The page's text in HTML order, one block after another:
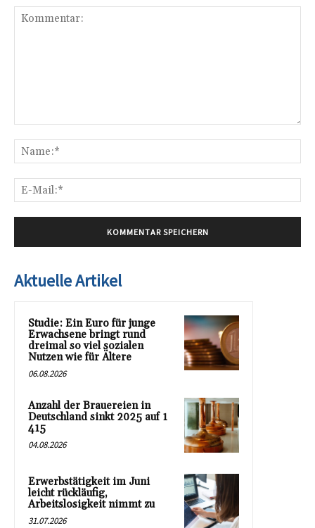
Aktuelle Artikel
Studie: Ein Euro für junge
Erwachsene bringt rund
dreimal so viel sozialen
Nutzen wie für Ältere
06.08.2026
Anzahl der Brauereien in
Deutschland sinkt 2025 auf 1
415
04.08.2026
Erwerbstätigkeit im Juni
leicht rückläufig,
Arbeitslosigkeit nimmt zu
31.07.2026